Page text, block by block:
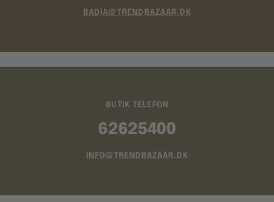
BADIA@TRENDBAZAAR.DK
BUTIK TELEFON
62625400
INFO@TRENDBAZAAR.DK